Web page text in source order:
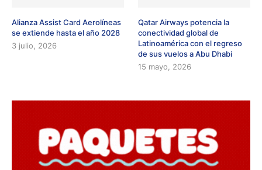
Alianza Assist Card Aerolíneas
se extiende hasta el año 2028
3 julio, 2026
Qatar Airways potencia la
conectividad global de
Latinoamérica con el regreso
de sus vuelos a Abu Dhabi
15 mayo, 2026